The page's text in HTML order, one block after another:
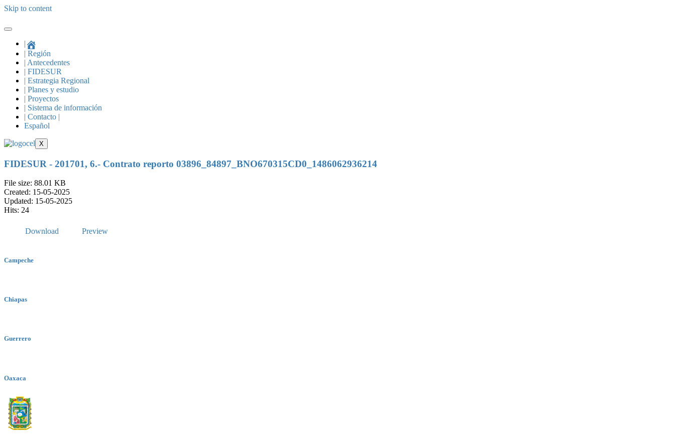
Skip to content
|
| Región
| Antecedentes
| FIDESUR
| Estrategia Regional
| Planes y estudio
| Proyectos
| Sistema de información
| Contacto |
Español
X
FIDESUR - 201701, 6.- Contrato reporto 03896_84897_BNO670315CD0_1486062936214
File size: 88.01 KB
Created: 15-05-2025
Updated: 15-05-2025
Hits: 24
Download Preview
Campeche
Chiapas
Guerrero
Oaxaca